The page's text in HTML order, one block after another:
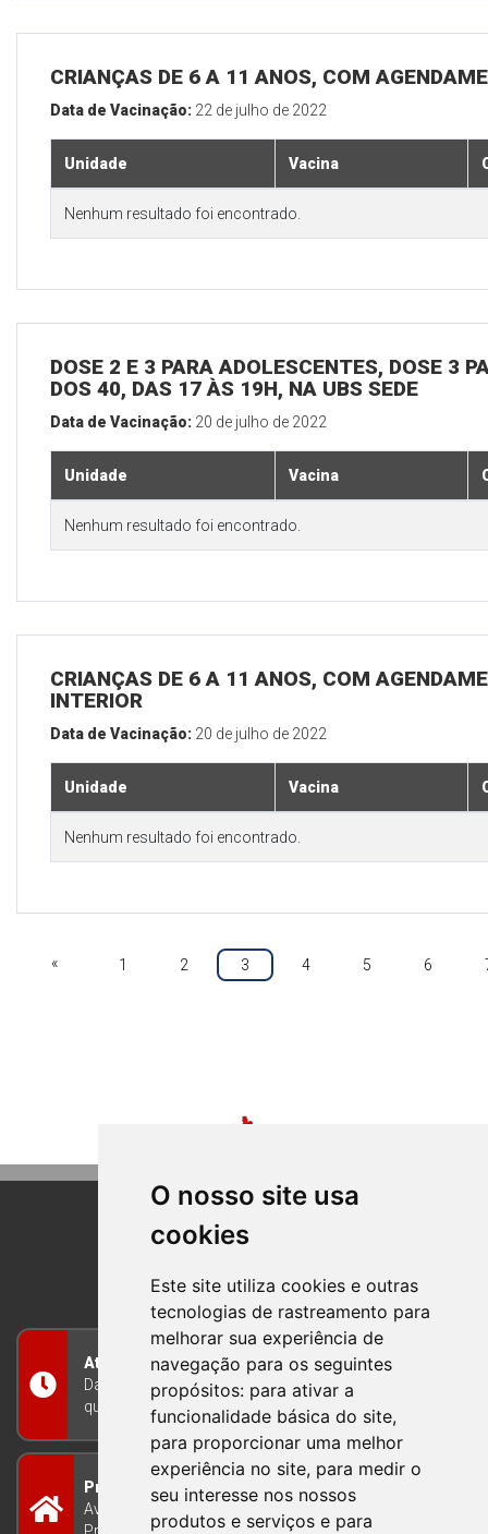
O nosso site usa
cookies
Este site utiliza cookies e outras
tecnologias de rastreamento para
melhorar sua experiência de
navegação para os seguintes
propósitos: para ativar a
funcionalidade básica do site,
para proporcionar uma melhor
experiência no site, para medir o
seu interesse nos nossos
produtos e serviços e para
CRIANÇAS DE 6 A 11 ANOS, COM
Data de Vacinação: 22 de julho de 2022
Unidade Vacina
Nenhum resultado foi encontrado.
DOSE 2 E 3 PARA ADOLESCENTES, DOSE 3
DOS 40, DAS 17 ÀS 19H, NA UBS SEDE
Data de Vacinação: 20 de julho de 2022
Unidade Vacina
Nenhum resultado foi encontrado.
CRIANÇAS DE 6 A 11 ANOS, COM
INTERIOR
Data de Vacinação: 20 de julho de 2022
Unidade Vacina
Nenhum resultado foi encontrado.
« 1 2 3 4 5 6
BOM PRINCIPIO
RIO GRANDE DO SUL
Atendimento
Das 8h às 12h e das 13h às 17h30, de segunda a
quinta-feira, e nas sextas-feiras das 7h às 13h
Prefeitura Municipal
Avenida Guilherme Winter 65 - Centro Bom